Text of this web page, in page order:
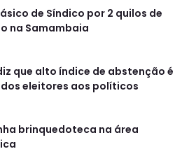
de Síndico por 2 quilos de
na Samambaia
que alto índice de abstenção é
eleitores aos políticos
brinquedoteca na área